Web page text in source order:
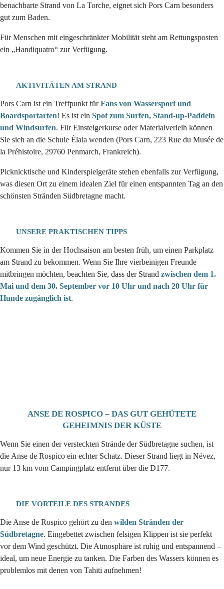
benachbarte Strand von La Torche, eignet sich Pors Carn besonders
gut zum Baden.
Für Menschen mit eingeschränkter Mobilität steht am Rettungsposten
ein „Handiquatro“ zur Verfügung.
AKTIVITÄTEN AM STRAND
Pors Carn ist ein Treffpunkt fürFans von Wassersport und
Boardsportarten! Es ist ein Spot zum Surfen, Stand-up-Paddeln
und Windsurfen. Für Einsteigerkurse oder Materialverleih können
Sie sich an die Schule Élaia wenden (Pors Carn, 223 Rue du Musée de
la Préhistoire, 29760 Penmarch, Frankreich).
Picknicktische und Kinderspielgeräte stehen ebenfalls zur Verfügung,
was diesen Ort zu einem idealen Ziel für einen entspannten Tag an den
schönsten Stränden Südbretagne macht.
UNSERE PRAKTISCHEN TIPPS
Kommen Sie in der Hochsaison am besten früh, um einen Parkplatz
am Strand zu bekommen. Wenn Sie Ihre vierbeinigen Freunde
mitbringen möchten, beachten Sie, dass der Strand zwischen dem 1.
Mai und dem 30. September vor 10 Uhr und nach 20 Uhr für
Hunde zugänglich ist.
ANSE DE ROSPICO – DAS GUT GEHÜTETE
GEHEIMNIS DER KÜSTE
Wenn Sie einen der versteckten Strände der Südbretagne suchen, ist
die Anse de Rospico ein echter Schatz. Dieser Strand liegt in Névez,
nur 13 km vom Campingplatz entfernt über die D177.
DIE VORTEILE DES STRANDES
Die Anse de Rospico gehört zu den wilden Stränden der
Südbretagne. Eingebettet zwischen felsigen Klippen ist sie perfekt
vor dem Wind geschützt. Die Atmosphäre ist ruhig und entspannend –
ideal, um neue Energie zu tanken. Die Farben des Wassers können es
problemlos mit denen von Tahiti aufnehmen!